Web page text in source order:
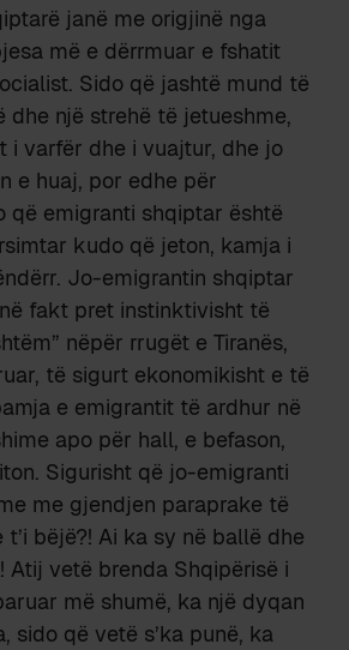
janë me origjinë nga
më e dërrmuar e fshatit
Sido që jashtë mund të
dhe një strehë të jetueshme,
i varfër dhe i vuajtur, dhe jo
e huaj, por edhe për
që emigranti shqiptar është
kudo që jeton, kamja i
Jo-emigrantin shqiptar
fakt pret instinktivisht të
nëpër rrugët e Tiranës,
të sigurt ekonomikisht e të
e emigrantit të ardhur në
apo për hall, e befason,
Sigurisht që jo-emigranti
me gjendjen paraprake të
bëjë?! Ai ka sy në ballë dhe
Atij vetë brenda Shqipërisë i
më shumë, ka një dyqan
sido që vetë s’ka punë, ka